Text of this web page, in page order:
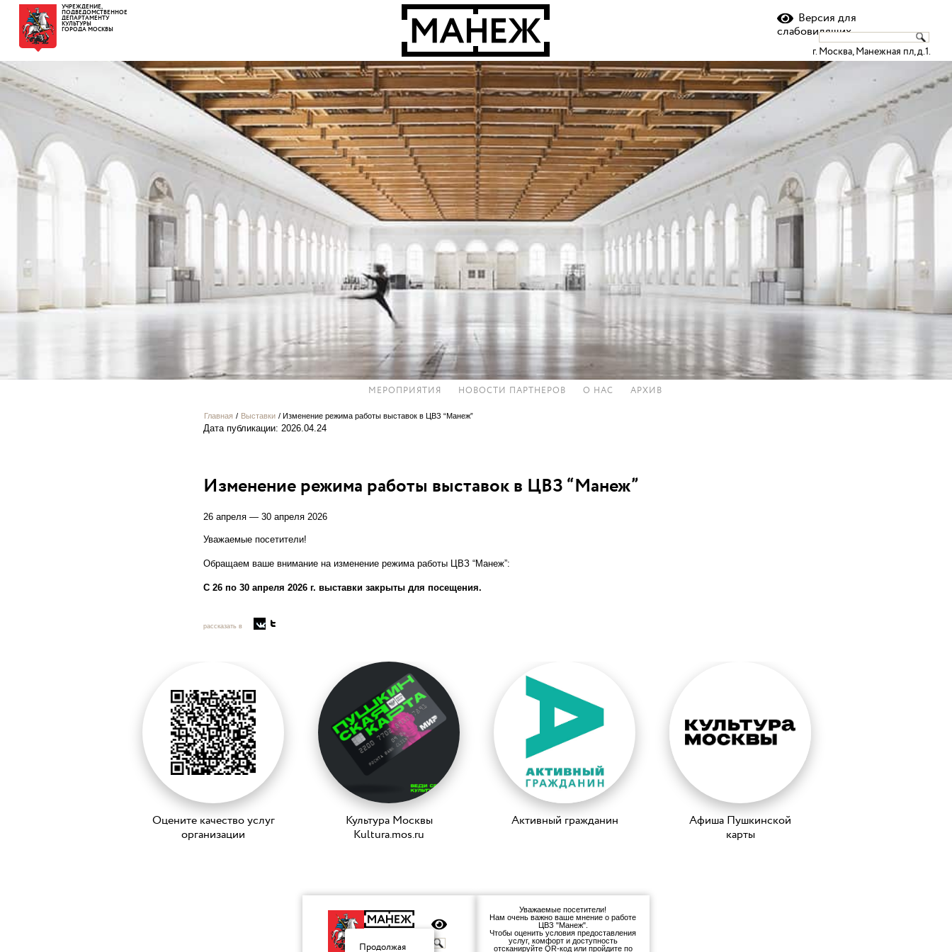
УЧРЕЖДЕНИЕ,
ПОДВЕДОМСТВЕННОЕ
ДЕПАРТАМЕНТУ
КУЛЬТУРЫ
ГОРОДА МОСКВЫ
Версия для
слабовидящих
г. Москва, Манежная пл, д.1.
МЕРОПРИЯТИЯ НОВОСТИ ПАРТНЕРОВ О НАС АРХИВ
Главная / Выставки / Изменение режима работы выставок в ЦВЗ “Манеж”
Дата публикации: 2026.04.24
Изменение режима работы выставок в ЦВЗ “Манеж”
26 апреля — 30 апреля 2026
Уважаемые посетители!
Обращаем ваше внимание на изменение режима работы ЦВЗ “Манеж”:
С 26 по 30 апреля 2026 г. выставки закрыты для посещения.
рассказать в
Оцените качество услуг
организации
Культура Москвы
Kultura.mos.ru
Активный гражданин
Афиша Пушкинской
карты
Уважаемые посетители!
Нам очень важно ваше мнение о работе
ЦВЗ "Манеж".
Чтобы оценить условия предоставления
услуг, комфорт и доступность
отсканируйте QR-код или пройдите по